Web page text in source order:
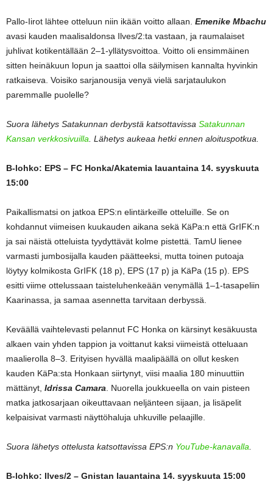
Pallo-Iirot lähtee otteluun niin ikään voitto allaan. Emenike Mbachu
avasi kauden maalisaldonsa Ilves/2:ta vastaan, ja raumalaiset
juhlivat kotikentällään 2–1-yllätysvoittoa. Voitto oli ensimmäinen
sitten heinäkuun lopun ja saattoi olla säilymisen kannalta hyvinkin
ratkaiseva. Voisiko sarjanousija venyä vielä sarjataulukon
paremmalle puolelle?
Suora lähetys Satakunnan derbystä katsottavissa Satakunnan
Kansan verkkosivuilla . Lähetys aukeaa hetki ennen aloituspotkua.
B-lohko: EPS – FC Honka/Akatemia lauantaina 14. syyskuuta
15:00
Paikallismatsi on jatkoa EPS:n elintärkeille otteluille. Se on
kohdannut viimeisen kuukauden aikana sekä KäPa:n että GrIFK:n
ja sai näistä otteluista tyydyttävät kolme pistettä. TamU lienee
varmasti jumbosijalla kauden päätteeksi, mutta toinen putoaja
löytyy kolmikosta GrIFK (18 p), EPS (17 p) ja KäPa (15 p). EPS
esitti viime ottelussaan taisteluhenkeään venymällä 1–1-tasapeliin
Kaarinassa, ja samaa asennetta tarvitaan derbyssä.
Keväällä vaihtelevasti pelannut FC Honka on kärsinyt kesäkuusta
alkaen vain yhden tappion ja voittanut kaksi viimeistä otteluaan
maalierolla 8–3. Erityisen hyvällä maalipäällä on ollut kesken
kauden KäPa:sta Honkaan siirtynyt, viisi maalia 180 minuuttiin
mättänyt, Idrissa Camara . Nuorella joukkueella on vain pisteen
matka jatkosarjaan oikeuttavaan neljänteen sijaan, ja lisäpelit
kelpaisivat varmasti näyttöhaluja uhkuville pelaajille.
Suora lähetys ottelusta katsottavissa EPS:n YouTube-kanavalla
B-lohko: Ilves/2 – Gnistan lauantaina 14. syyskuuta 15:00